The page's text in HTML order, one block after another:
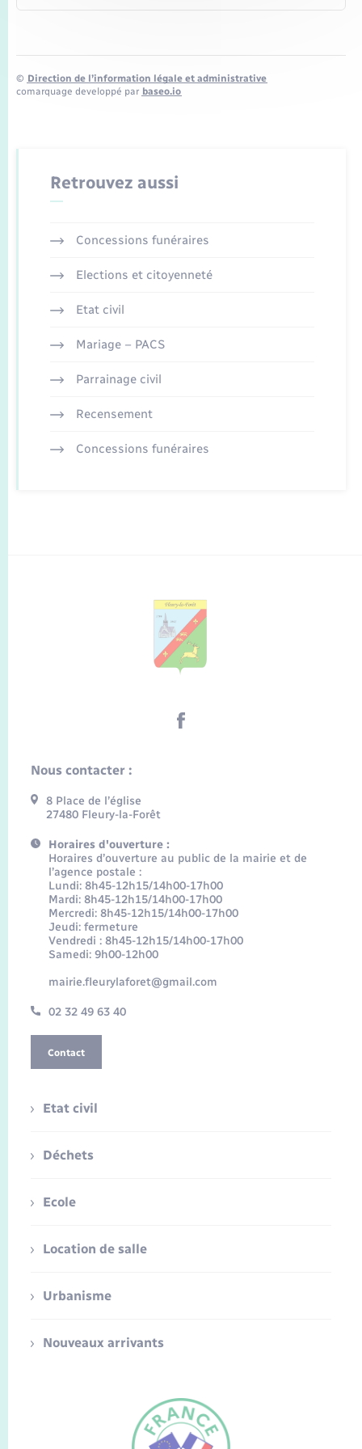
© Direction de l’information légale et administrative
comarquage developpé par baseo.io
Retrouvez aussi
Concessions funéraires
Elections et citoyenneté
Etat civil
Mariage – PACS
Parrainage civil
Recensement
Concessions funéraires
Nous contacter :
8 Place de l’église
27480 Fleury-la-Forêt
Horaires d'ouverture :
Horaires d’ouverture au public de la mairie et de
l’agence postale :
Lundi: 8h45-12h15/14h00-17h00
Mardi: 8h45-12h15/14h00-17h00
Mercredi: 8h45-12h15/14h00-17h00
Jeudi: fermeture
Vendredi : 8h45-12h15/14h00-17h00
Samedi: 9h00-12h00
mairie.fleurylaforet@gmail.com
02 32 49 63 40
Contact
Etat civil
Déchets
Ecole
Location de salle
Urbanisme
Nouveaux arrivants